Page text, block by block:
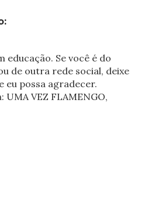
educação. Se você é do
de outra rede social, deixe
eu possa agradecer.
UMA VEZ FLAMENGO,